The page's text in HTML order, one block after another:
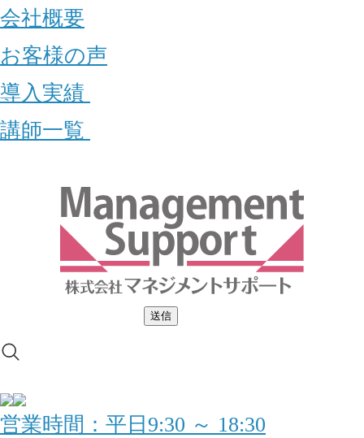
会社概要
お客様の声
導入実績
講師一覧
送信
営業時間：平日9:30 ～ 18:30